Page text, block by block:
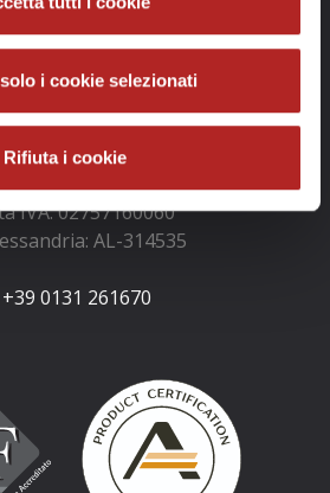
i cookie selezionati
Rifiuta i cookie
e contatti
e GOLOSARIA S.r.l.
fiscale: 02757160060
IVA: 02757160060
AL-314535
0131 261670